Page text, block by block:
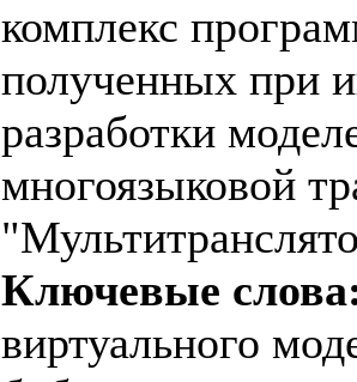
комплекс
полученных при
разработки
многоязыковой
Ключевые
виртуального